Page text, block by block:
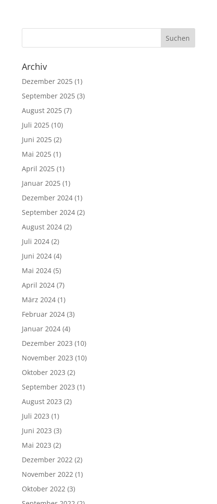
Archiv
Dezember 2025(1)
September 2025(3)
August 2025(7)
Juli 2025(10)
Juni 2025(2)
Mai 2025(1)
April 2025(1)
Januar 2025(1)
Dezember 2024(1)
September 2024(2)
August 2024(2)
Juli 2024(2)
Juni 2024(4)
Mai 2024(5)
April 2024(7)
März 2024(1)
Februar 2024(3)
Januar 2024(4)
Dezember 2023 (10)
November 2023 (10)
Oktober 2023 (2)
September 2023 (1)
August 2023 (2)
Juli 2023 (1)
Juni 2023 (3)
Mai 2023 (2)
Dezember 2022(2)
November 2022(1)
Oktober 2022(3)